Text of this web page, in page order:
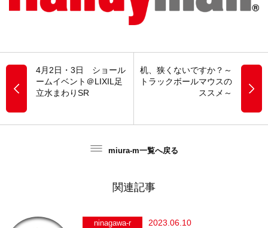
4月2日・3日 ショール
ームイベント＠LIXIL足
立水まわりSR
机、狭くないですか？～
トラックボールマウスの
ススメ～
miura-m一覧へ戻る
関連記事
ninagawa-r 2023.06.10